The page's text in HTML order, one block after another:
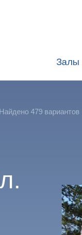
Залы
Найдено 479 вариантов